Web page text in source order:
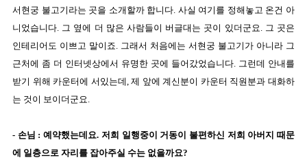
서현궁 불고기라는 곳을 소개할까 합니다. 사실 여기를 정해놓고 온건 아
니었습니다. 그 옆에 더 많은 사람들이 버글대는 곳이 있더군요. 그 곳은
인테리어도 이쁘고 말이죠. 그래서 처음에는 서현궁 불고기가 아니라 그
근처에 좀 더 인터넷상에서 유명한 곳에 들어갔었습니다. 그런데 안내를
받기 위해 카운터에 서있는데, 제 앞에 계신분이 카운터 직원분과 대화하
는 것이 보이더군요.
- 손님 : 예약했는데요. 저희 일행중이 거동이 불편하신 저희 아버지 때문
에 일층으로 자리를 잡아주실 수는 없을까요?